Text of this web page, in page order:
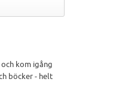
och kom igång
böcker - helt